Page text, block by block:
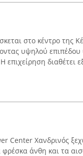
στο κέντρο της
υψηλού
διαθέτει
Center Χανδρινός
άνθη και τα